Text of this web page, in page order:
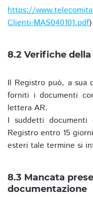
https://
Clienti-MAS040101.pdf
8.2 Verifiche
Il Registro può, a sua
forniti i documenti
lettera AR.
I suddetti documenti
Registro entro 15
esteri tale termine si
8.3 Mancata
documentazione